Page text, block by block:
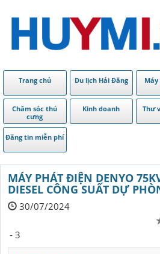
Trang chủ Du lịch Hải Đăng
Chăm sóc thú
cưng
Kinh doanh Thư
Đăng tin miễn phí
MÁY PHÁT ĐIỆN DENYO
DIESEL CÔNG SUẤT DỰ
30/07/2024
- 3